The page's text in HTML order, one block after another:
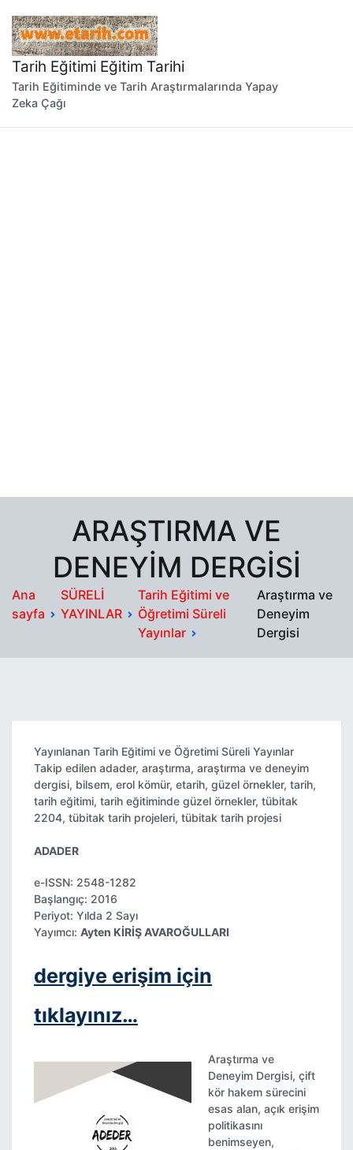
geç
Tarih Eğitimi Eğitim Tarihi
Tarih Eğitiminde ve Tarih Araştırmalarında Yapay
Zeka Çağı
ARAŞTIRMA VE
DENEYIM DERGISI
Ana
sayfa
SÜRELİ
YAYINLAR
Tarih Eğitimi ve
Öğretimi Süreli
Yayınlar
Araştırma ve
Deneyim
Dergisi
Yayınlanan Tarih Eğitimi ve Öğretimi Süreli Yayınlar
Takip edilen adader, araştırma, araştırma ve deneyim
dergisi, bilsem, erol kömür, etarih, güzel örnekler, tarih,
tarih eğitimi, tarih eğitiminde güzel örnekler, tübitak
2204, tübitak tarih projeleri, tübitak tarih projesi
ADADER
e-ISSN: 2548-1282
Başlangıç: 2016
Periyot: Yılda 2 Sayı
Yayımcı: Ayten KİRİŞ AVAROĞULLARI
dergiye erişim için
tıklayınız…
Araştırma ve
Deneyim Dergisi, çift
kör hakem sürecini
esas alan, açık erişim
politikasını
benimseyen,